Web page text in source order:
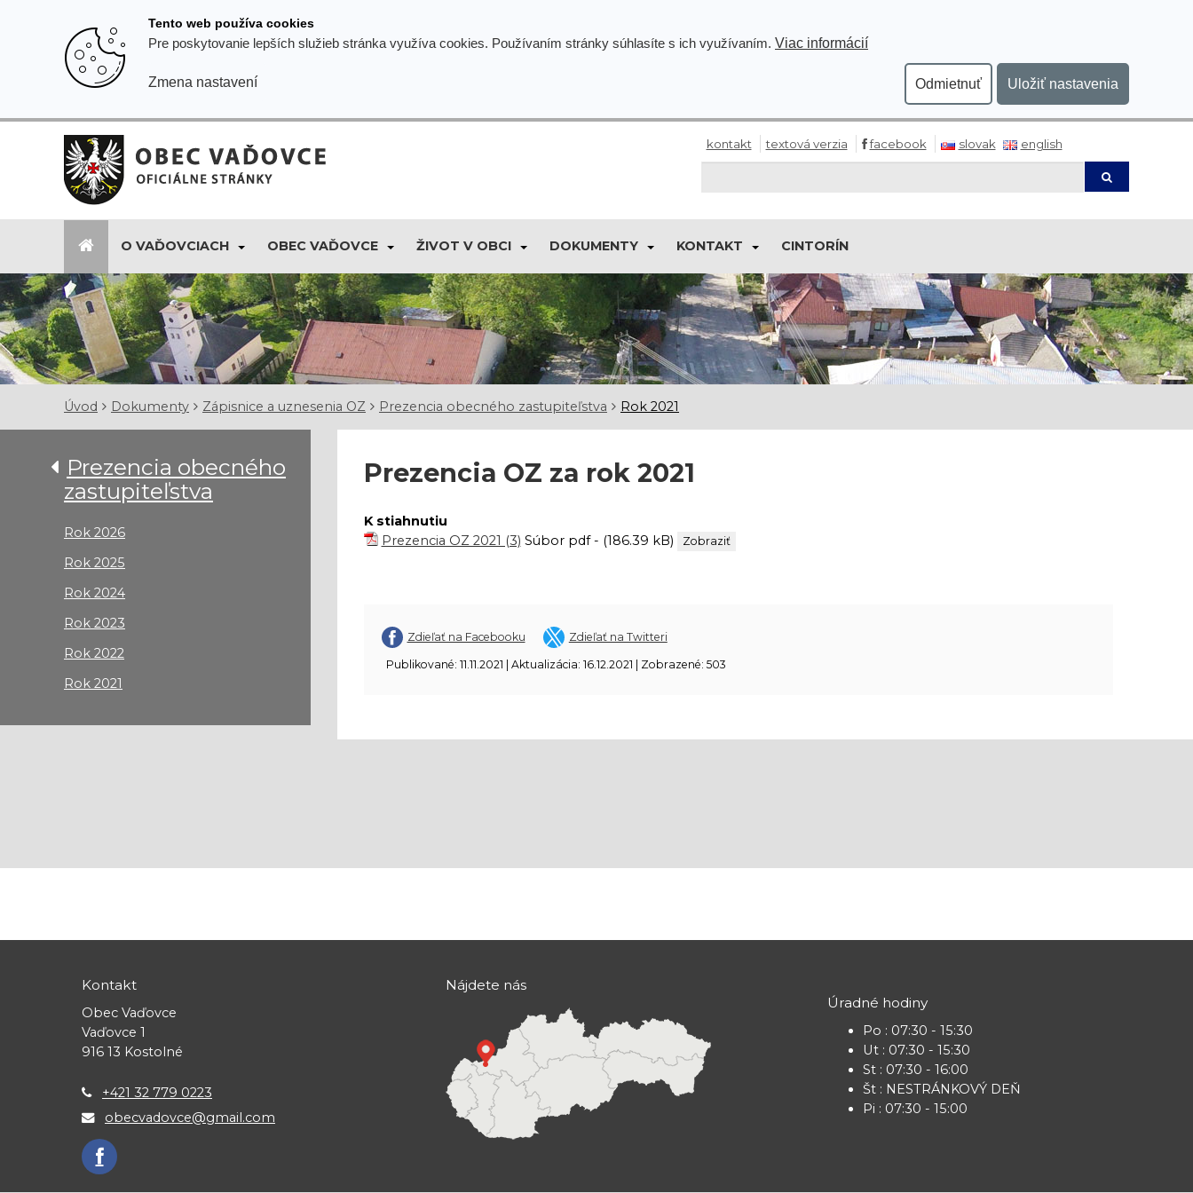
Tento web používa cookies
Pre poskytovanie lepších služieb stránka využíva cookies. Používaním stránky súhlasíte s ich využívaním. Viac informácií
Zmena nastavení Odmietnuť Uložiť nastavenia
kontakt textová verzia facebook slovak english
O VAĎOVCIACH OBEC VAĎOVCE ŽIVOT V OBCI DOKUMENTY KONTAKT CINTORÍN
Úvod Dokumenty Zápisnice a uznesenia OZ Prezencia obecného zastupiteľstva Rok 2021
Prezencia obecného
zastupiteľstva
Rok 2026
Rok 2025
Rok 2024
Rok 2023
Rok 2022
Rok 2021
Prezencia OZ za rok 2021
K stiahnutiu
Prezencia OZ 2021 (3) Súbor pdf - (186.39 kB) Zobraziť
Zdieľať na Facebooku Zdieľať na Twitteri
Publikované: 11.11.2021 | Aktualizácia: 16.12.2021 | Zobrazené: 503
Kontakt
Obec Vaďovce
Vaďovce 1
916 13 Kostolné
+421 32 779 0223
obecvadovce@gmail.com
Nájdete nás
Úradné hodiny
Po : 07:30 - 15:30
Ut : 07:30 - 15:30
St : 07:30 - 16:00
Št : NESTRÁNKOVÝ DEŇ
Pi : 07:30 - 15:00